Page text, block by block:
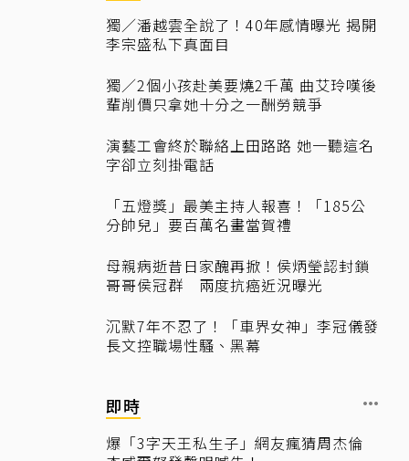
獨／潘越雲全說了！40年感情曝光 揭開
李宗盛私下真面目
獨／2個小孩赴美要燒2千萬 曲艾玲嘆後
輩削價只拿她十分之一酬勞競爭
演藝工會終於聯絡上田路路 她一聽這名
字卻立刻掛電話
「五燈獎」最美主持人報喜！「185公
分帥兒」要百萬名畫當賀禮
母親病逝昔日家醜再掀！侯炳瑩認封鎖
哥哥侯冠群 兩度抗癌近況曝光
沉默7年不忍了！「車界女神」李冠儀發
長文控職場性騷、黑幕
即時
爆「3字天王私生子」網友瘋猜周杰倫